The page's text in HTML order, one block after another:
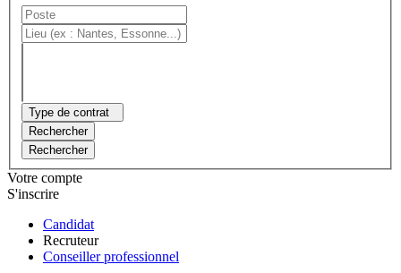
Type de contrat
Rechercher
Rechercher
Votre compte
S'inscrire
Candidat
Recruteur
Conseiller professionnel